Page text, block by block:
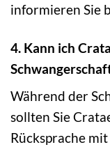
informieren Sie
4. Kann ich
Während der
sollten Sie
Rücksprache